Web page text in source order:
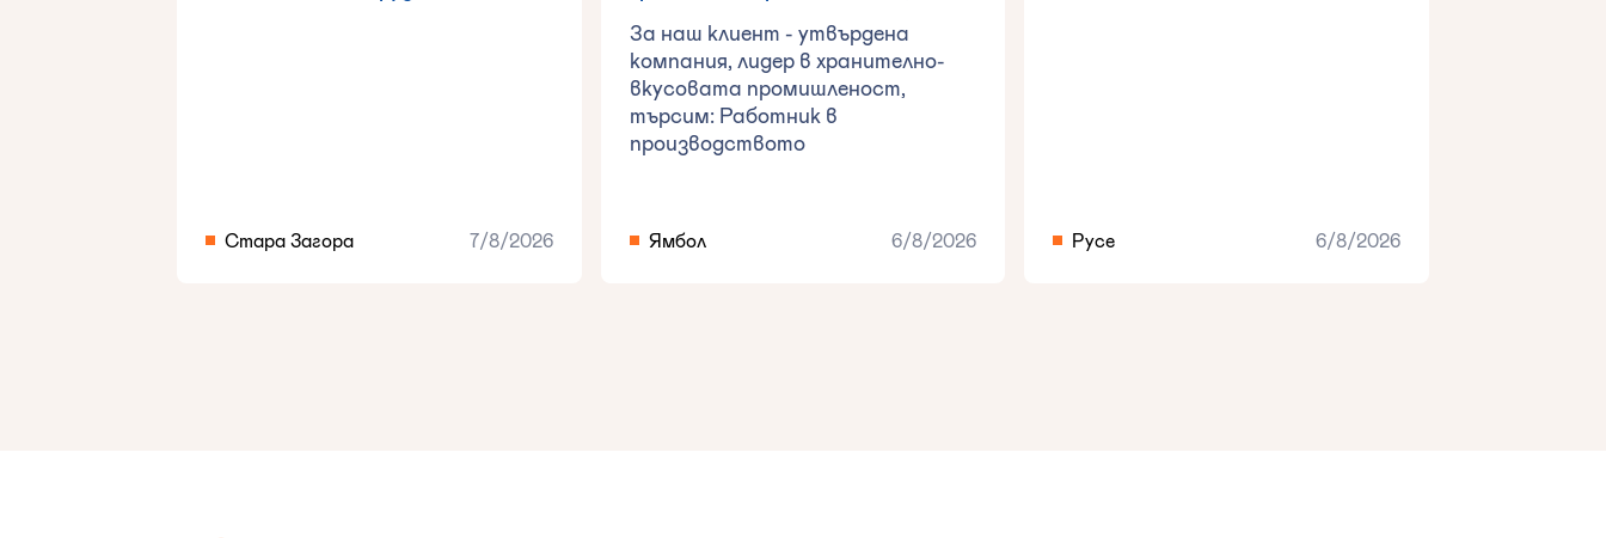
Стара Загора 7/8/2026
За наш клиент - утвърдена
компания, лидер в хранително-
вкусовата промишленост,
търсим: Работник в
производството
Ямбол 6/8/2026 Русе 6/8/2026